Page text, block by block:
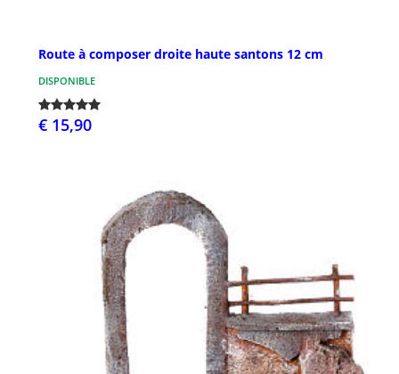
Route à composer droite haute santons 12 cm
DISPONIBLE
€ 15,90